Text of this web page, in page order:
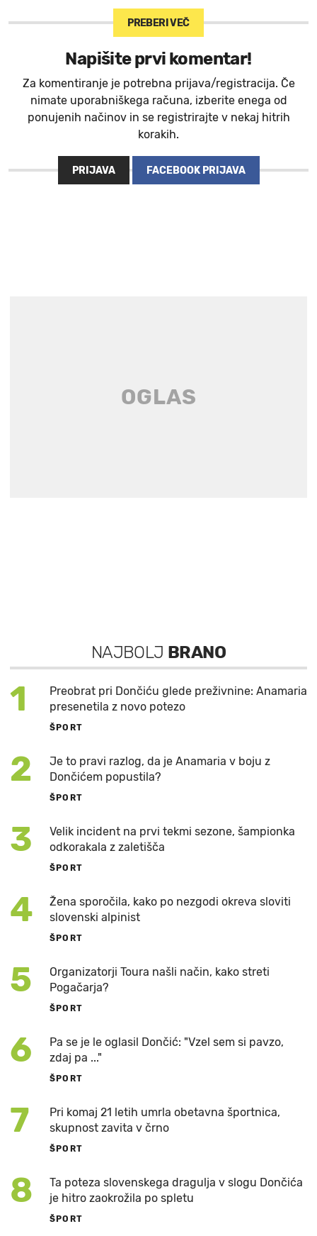
PREBERI VEČ
Napišite prvi komentar!
Za komentiranje je potrebna prijava/registracija. Če
nimate uporabniškega računa, izberite enega od
ponujenih načinov in se registrirajte v nekaj hitrih
korakih.
PRIJAVA FACEBOOK PRIJAVA
NAJBOLJ BRANO
1
Preobrat pri Dončiću glede preživnine: Anamaria
presenetila z novo potezo
ŠPORT
2
Je to pravi razlog, da je Anamaria v boju z
Dončićem popustila?
ŠPORT
3
Velik incident na prvi tekmi sezone, šampionka
odkorakala z zaletišča
ŠPORT
4
Žena sporočila, kako po nezgodi okreva sloviti
slovenski alpinist
ŠPORT
5
Organizatorji Toura našli način, kako streti
Pogačarja?
ŠPORT
6
Pa se je le oglasil Dončić: "Vzel sem si pavzo,
zdaj pa ..."
ŠPORT
7
Pri komaj 21 letih umrla obetavna športnica,
skupnost zavita v črno
ŠPORT
8
Ta poteza slovenskega dragulja v slogu Dončića
je hitro zaokrožila po spletu
ŠPORT